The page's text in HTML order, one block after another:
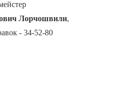
Лорчошвили,
- 34-52-80